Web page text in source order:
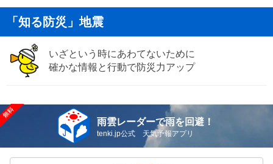
「知る防災」地震
いざという時にあわてないために
確かな情報と行動で防災力アップ
雨雲レーダーで雨を回避！
tenki.jp公式 天気予報アプリ